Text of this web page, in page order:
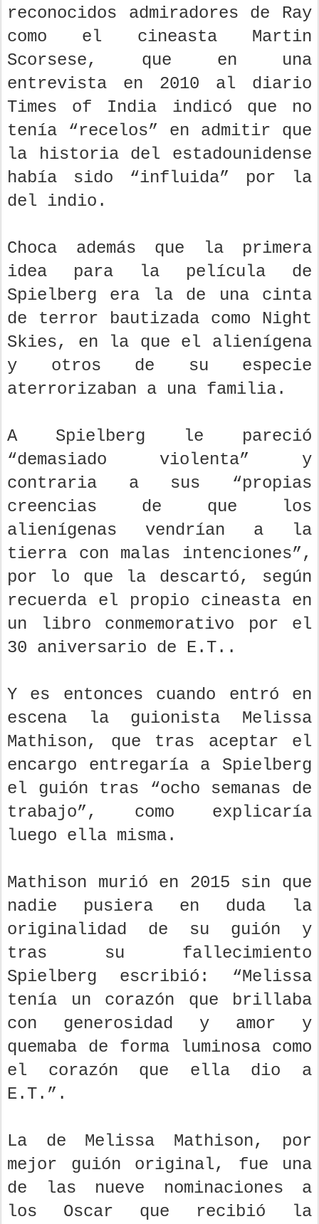
reconocidos admiradores de Ray
como el cineasta Martin
Scorsese, que en una
entrevista en 2010 al diario
Times of India indicó que no
tenía “recelos” en admitir que
la historia del estadounidense
había sido “influida” por la
del indio.
Choca además que la primera
idea para la película de
Spielberg era la de una cinta
de terror bautizada como Night
Skies, en la que el alienígena
y otros de su especie
aterrorizaban a una familia.
A Spielberg le pareció
“demasiado violenta” y
contraria a sus “propias
creencias de que los
alienígenas vendrían a la
tierra con malas intenciones”,
por lo que la descartó, según
recuerda el propio cineasta en
un libro conmemorativo por el
30 aniversario de E.T..
Y es entonces cuando entró en
escena la guionista Melissa
Mathison, que tras aceptar el
encargo entregaría a Spielberg
el guión tras “ocho semanas de
trabajo”, como explicaría
luego ella misma.
Mathison murió en 2015 sin que
nadie pusiera en duda la
originalidad de su guión y
tras su fallecimiento
Spielberg escribió: “Melissa
tenía un corazón que brillaba
con generosidad y amor y
quemaba de forma luminosa como
el corazón que ella dio a
E.T.”.
La de Melissa Mathison, por
mejor guión original, fue una
de las nueve nominaciones a
los Oscar que recibió la